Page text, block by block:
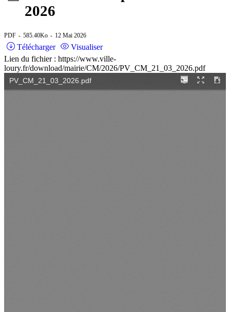
2026
PDF 585.40Ko 12 Mai 2026
Télécharger
Visualiser
Lien du fichier : https://www.ville-
loury.fr/download/mairie/CM/2026/PV_CM_21_03_2026.pdf